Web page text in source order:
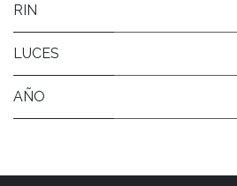
RIN
LUCES
AÑO